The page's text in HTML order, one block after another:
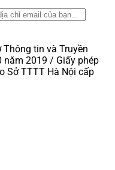
tin và Truyền
năm 2019 / Giấy phép
Sở TTTT Hà Nội cấp